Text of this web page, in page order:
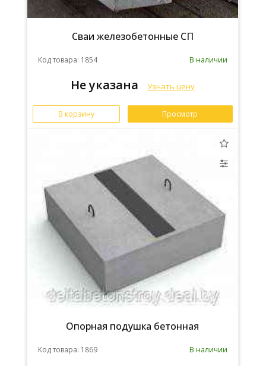
Сваи железобетонные СП
Код товара: 1854 В наличии
Не указана Узнать цену
В корзину Просмотр
Опорная подушка бетонная
Код товара: 1869 В наличии